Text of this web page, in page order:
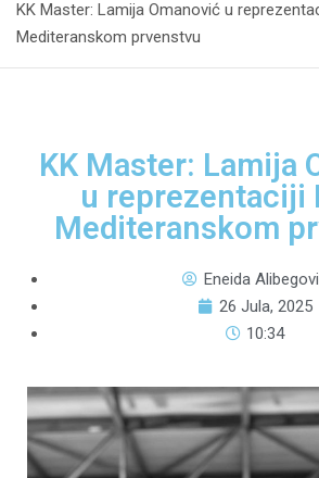
KK Master: Lamija Omanović u
Mediteranskom prvenstvu
KK Master: Lamija
u reprezentaciji
Mediteranskom
Eneida
26 Jula, 2025
10:34